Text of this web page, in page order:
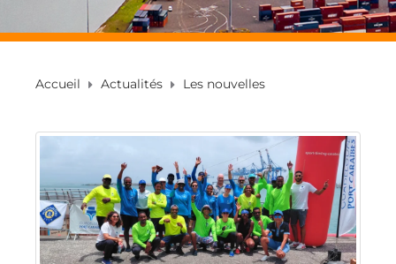
Accueil Actualités Les nouvelles